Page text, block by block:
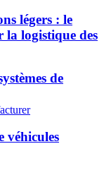
légers : le
la logistique des
de
véhicules